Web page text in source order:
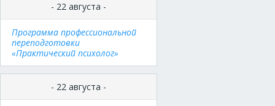
- 22 августа -
Программа профессиональной
переподготовки
«Практический психолог»
- 22 августа -